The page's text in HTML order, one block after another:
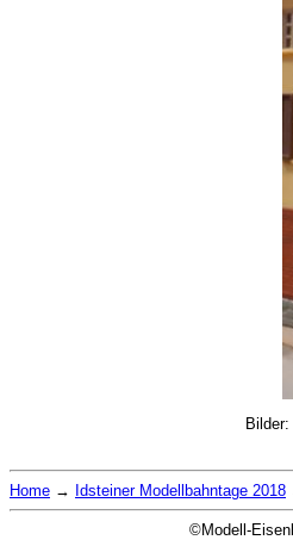
Bilder:
Home → Idsteiner Modellbahntage 2018
©Modell-